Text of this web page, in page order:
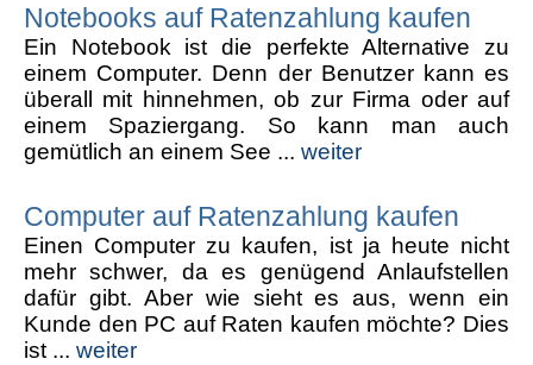
Notebooks auf Ratenzahlung kaufen
Ein Notebook ist die perfekte Alternative zu
einem Computer. Denn der Benutzer kann es
überall mit hinnehmen, ob zur Firma oder auf
einem Spaziergang. So kann man auch
gemütlich an einem See ... weiter
Computer auf Ratenzahlung kaufen
Einen Computer zu kaufen, ist ja heute nicht
mehr schwer, da es genügend Anlaufstellen
dafür gibt. Aber wie sieht es aus, wenn ein
Kunde den PC auf Raten kaufen möchte? Dies
ist ... weiter